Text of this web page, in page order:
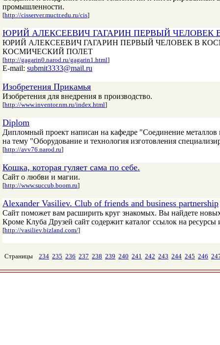
промышленности.
[http://cisserver.muctr.edu.ru/cis]
ЮРИЙ АЛЕКСЕЕВИЧ ГАГАРИН ПЕРВЫЙ
ЮРИЙ АЛЕКСЕЕВИЧ ГАГАРИН ПЕРВЫЙ ЧЕЛОВЕК В
КОСМИЧЕСКИЙ ПОЛЕТ
[http://gagarin0.narod.ru/gagarin1.html]
E-mail: submit3333@mail.ru
Изобретения Прикамья
Изобретения для внедрения в производство.
[http://www.inventor.nm.ru/index.html]
Diplom
Дипломный проект написан на кафедре "Соединение
на тему "Оборудование и технология изготовления
[http://avv76.narod.ru]
Кошка, которая гуляет сама по себе.
Сайт о любви и магии.
[http://www.succub.boom.ru]
Alexander Vasiliev. Club of friends and business partnership
Сайт поможет вам расширить круг знакомых. Вы найдете
Кроме Клуба Друзей сайт содержит каталог ссылок на
[http://vasiliev.bizland.com/]
Страницы 234 235 236 237 238 239 240 241 242 243 244 245 246